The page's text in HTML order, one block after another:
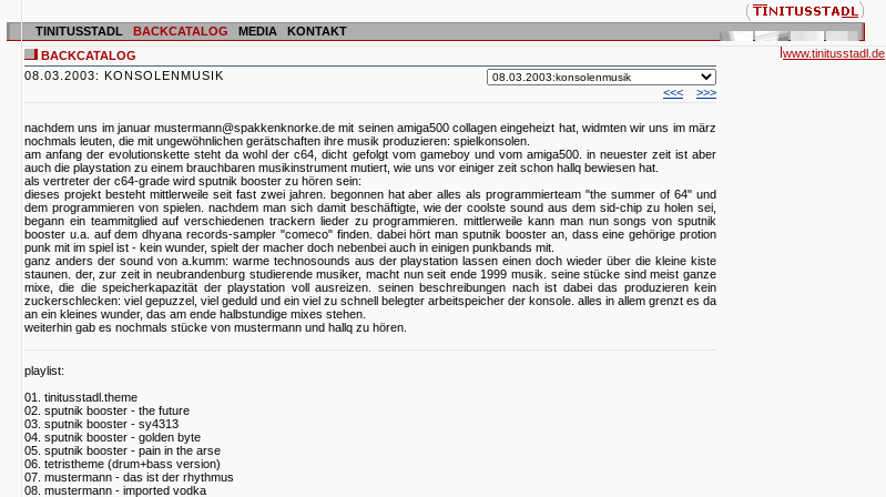
TINITUSSTADL BACKCATALOG MEDIA
KONTAKT
BACKCATALOG
08.03.2003: KONSOLENMUSIK
<<<
>>>
nachdem uns im januar mustermann@spakkenknorke.de mit seinen amiga500 collagen eingeheizt hat, widmten wir uns im märz
nochmals leuten, die mit ungewöhnlichen gerätschaften ihre musik produzieren: spielkonsolen.
am anfang der evolutionskette steht da wohl der c64, dicht gefolgt vom gameboy und vom amiga500. in neuester zeit ist aber
auch die playstation zu einem brauchbaren musikinstrument mutiert, wie uns vor einiger zeit schon hallq bewiesen hat.
als vertreter der c64-grade wird sputnik booster zu hören sein:
dieses projekt besteht mittlerweile seit fast zwei jahren. begonnen hat aber alles als programmierteam "the summer of 64" und
dem programmieren von spielen. nachdem man sich damit beschäftigte, wie der coolste sound aus dem sid-chip zu holen sei,
begann ein teammitglied auf verschiedenen trackern lieder zu programmieren. mittlerweile kann man nun songs von sputnik
booster u.a. auf dem dhyana records-sampler "comeco" finden. dabei hört man sputnik booster an, dass eine gehörige protion
punk mit im spiel ist - kein wunder, spielt der macher doch nebenbei auch in einigen punkbands mit.
ganz anders der sound von a.kumm: warme technosounds aus der playstation lassen einen doch wieder über die kleine kiste
staunen. der, zur zeit in neubrandenburg studierende musiker, macht nun seit ende 1999 musik. seine stücke sind meist ganze
mixe, die die speicherkapazität der playstation voll ausreizen. seinen beschreibungen nach ist dabei das produzieren kein
zuckerschlecken: viel gepuzzel, viel geduld und ein viel zu schnell belegter arbeitspeicher der konsole. alles in allem grenzt es da
an ein kleines wunder, das am ende halbstundige mixes stehen.
weiterhin gab es nochmals stücke von mustermann und hallq zu hören.
playlist:
01. tinitusstadl.theme
02. sputnik booster - the future
03. sputnik booster - sy4313
04. sputnik booster - golden byte
05. sputnik booster - pain in the arse
06. tetristheme (drum+bass version)
07. mustermann - das ist der rhythmus
08. mustermann - imported vodka
www.tinitusstadl.de